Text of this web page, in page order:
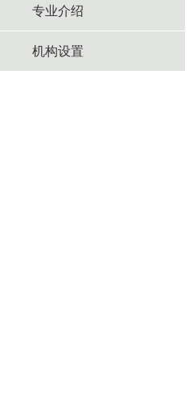
专业介绍
机构设置